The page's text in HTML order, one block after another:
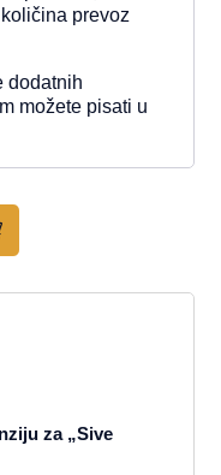
prevoz
dodatnih
možete pisati u
za „Sive